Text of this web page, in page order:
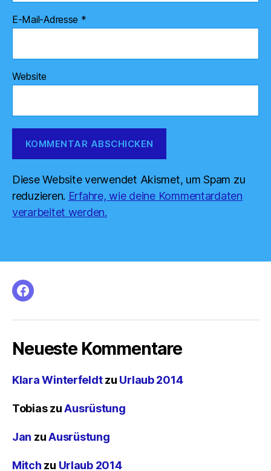
E-Mail-Adresse *
Website
Diese Website verwendet Akismet, um Spam zu
reduzieren. Erfahre, wie deine Kommentardaten
verarbeitet werden.
facebook
Neueste Kommentare
Klara Winterfeldtzu Urlaub 2014
TobiaszuAusrüstung
Jan zuAusrüstung
Mitch zu Urlaub 2014